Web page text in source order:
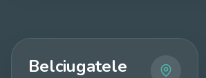
Belciugatele